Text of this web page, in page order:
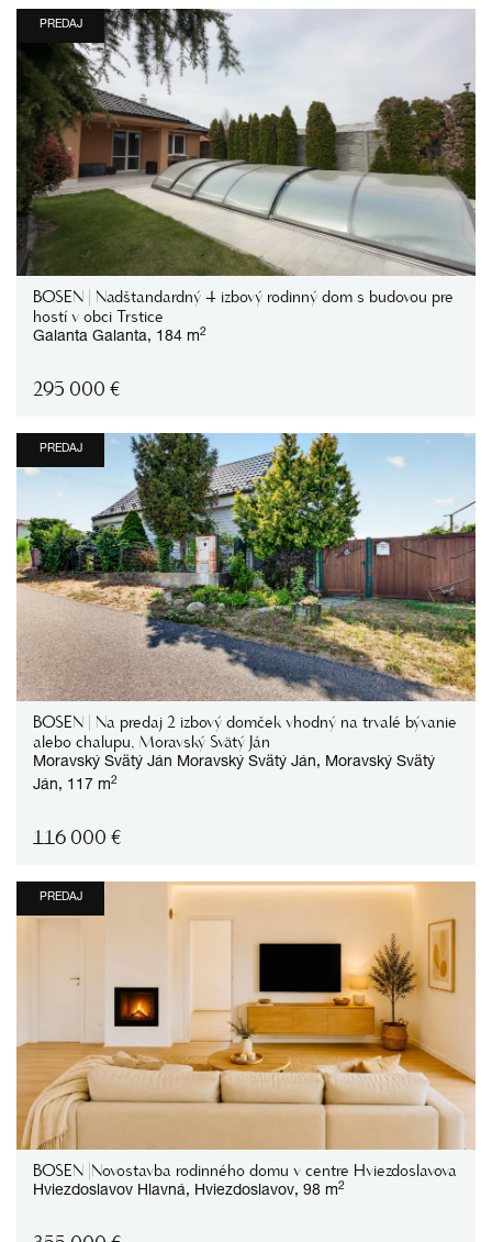
PREDAJ
BOSEN | Nadštandardný 4 izbový rodinný dom s budovou pre
hostí v obci Trstice
Galanta Galanta, 184 m2
295 000 €
PREDAJ
BOSEN | Na predaj 2 izbový domček vhodný na trvalé bývanie
alebo chalupu, Moravský Svätý Ján
Moravský Svätý Ján Moravský Svätý Ján, Moravský Svätý
Ján, 117 m2
116 000 €
PREDAJ
BOSEN |Novostavba rodinného domu v centre Hviezdoslavova
Hviezdoslavov Hlavná, Hviezdoslavov, 98 m2